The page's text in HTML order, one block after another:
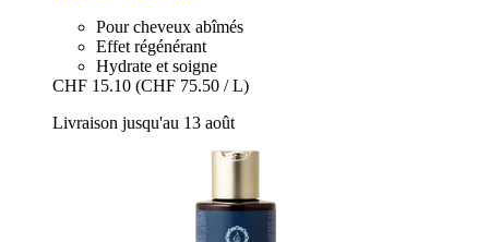
Pour cheveux abîmés
Effet régénérant
Hydrate et soigne
CHF 15.10 (CHF 75.50 / L)
Livraison jusqu'au 13 août